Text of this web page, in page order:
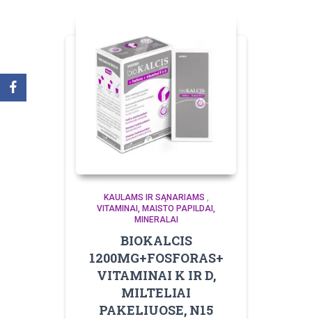
KAULAMS IR SĄNARIAMS ,
VITAMINAI, MAISTO PAPILDAI,
MINERALAI
BIOKALCIS
1200MG+FOSFORAS+
VITAMINAI K IR D,
MILTELIAI
PAKELIUOSE, N15